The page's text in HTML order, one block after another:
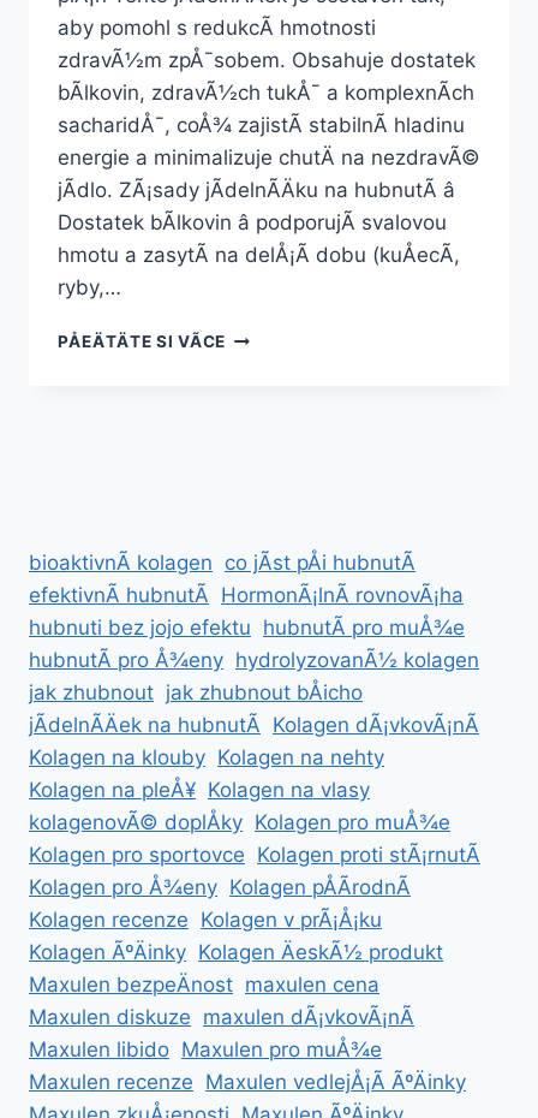
aby pomohl s redukcÃ­ hmotnosti
zdravÃ½m zpÅ¯sobem. Obsahuje dostatek
bÃ­lkovin, zdravÃ½ch tukÅ¯ a komplexnÃ­ch
sacharidÅ¯, coÅ¾ zajistÃ­ stabilnÃ­ hladinu
energie a minimalizuje chutÄ na nezdravÃ©
jÃ­dlo. ZÃ¡sady jÃ­delnÃ­Äku na hubnutÃ­ â
Dostatek bÃ­lkovin â podporujÃ­ svalovou
hmotu a zasytÃ­ na delÅ¡Ã­ dobu (kuÅecÃ­,
ryby,…
PÅEÄTÄTE SI VÃ­CEJÃ­
bioaktivnÃ­ kolagen co jÃ­st pÅi hubnutÃ­
efektivnÃ­ hubnutÃ­ HormonÃ¡lnÃ­ rovnovÃ¡ha
hubnuti bez jojo efektu hubnutÃ­ pro muÅ¾e
hubnutÃ­ pro Å¾eny hydrolyzovanÃ½ kolagen
jak zhubnout jak zhubnout bÅicho
jÃ­delnÃ­Äek na hubnutÃ­ Kolagen dÃ¡vkovÃ¡nÃ­
Kolagen na klouby Kolagen na nehty
Kolagen na pleÅ¥ Kolagen na vlasy
kolagenovÃ© doplÅky Kolagen pro muÅ¾e
Kolagen pro sportovce Kolagen proti stÃ¡rnutÃ­
Kolagen pro Å¾eny Kolagen pÅÃ­rodnÃ­
Kolagen recenze Kolagen v prÃ¡Å¡ku
Kolagen ÃºÄinky Kolagen ÄeskÃ½ produkt
Maxulen bezpeÄnost maxulen cena
Maxulen diskuze maxulen dÃ¡vkovÃ¡nÃ­
Maxulen libido Maxulen pro muÅ¾e
Maxulen recenze Maxulen vedlejÅ¡Ã­ ÃºÄinky